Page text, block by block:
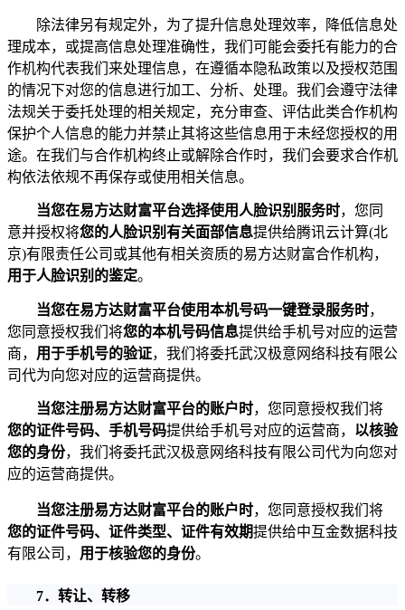
除法律另有规定外，为了提升信息处理效率，降低信息处
理成本，或提高信息处理准确性，我们可能会委托有能力的合
作机构代表我们来处理信息，在遵循本隐私政策以及授权范围
的情况下对您的信息进行加工、分析、处理。我们会遵守法律
法规关于委托处理的相关规定，充分审查、评估此类合作机构
保护个人信息的能力并禁止其将这些信息用于未经您授权的用
途。在我们与合作机构终止或解除合作时，我们会要求合作机
构依法依规不再保存或使用相关信息。
当您在易方达财富平台选择使用人脸识别服务时，您同
意并授权将您的人脸识别有关面部信息提供给腾讯云计算(北
京)有限责任公司或其他有相关资质的易方达财富合作机构，
用于人脸识别的鉴定。
当您在易方达财富平台使用本机号码一键登录服务时，
您同意授权我们将您的本机号码信息提供给手机号对应的运营
商， 用于手机号的验证，我们将委托武汉极意网络科技有限公
司代为向您对应的运营商提供。
当您注册易方达财富平台的账户时，您同意授权我们将
您的证件号码、手机号码提供给手机号对应的运营商， 以核验
您的身份，我们将委托武汉极意网络科技有限公司代为向您对
应的运营商提供。
当您注册易方达财富平台的账户时，您同意授权我们将
您的证件号码、证件类型、证件有效期提供给中互金数据科技
有限公司， 用于核验您的身份。
7．转让、转移